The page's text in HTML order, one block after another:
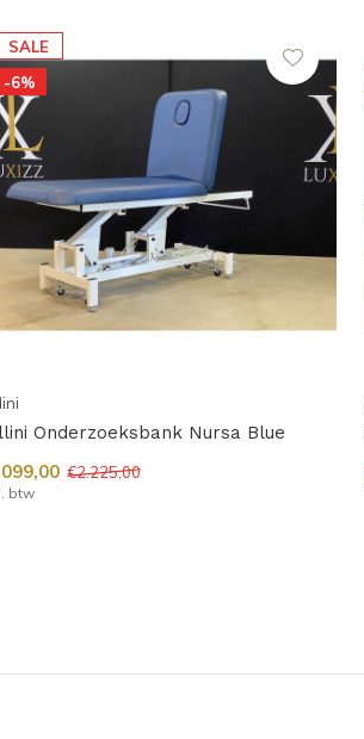
SALE
-6%
Onderzoeksbank Nursa Blue
€2.225,00
btw